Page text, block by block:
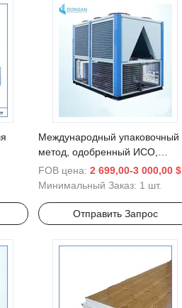
Международный упаковочный
метод, одобренный ИСО,
Дунган, индивидуальная цена,
водоохлаждающий чиллер
FOB цена: 2 699,00-3 000,00 $
Минимальный Заказ: 1 шт.
Отправить Запрос